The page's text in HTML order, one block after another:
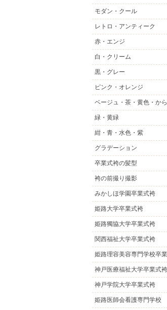
モダン・クール
レトロ・アンティーク
赤・エンジ
白・クリーム
黒・グレー
ピンク・オレンジ
ベージュ・茶・黄色・か
緑・黄緑
紺・青・水色・紫
グラデーション
卒業式袴の髪型
袴の前撮り撮影
みかしほ学園卒業式袴
姫路大学卒業式袴
姫路獨協大学卒業式袴
関西福祉大学卒業式袴
姫路理容美容専門学校卒
神戸医療福祉大学卒業式袴
神戸学院大学卒業式袴
姫路医師会看護専門学校